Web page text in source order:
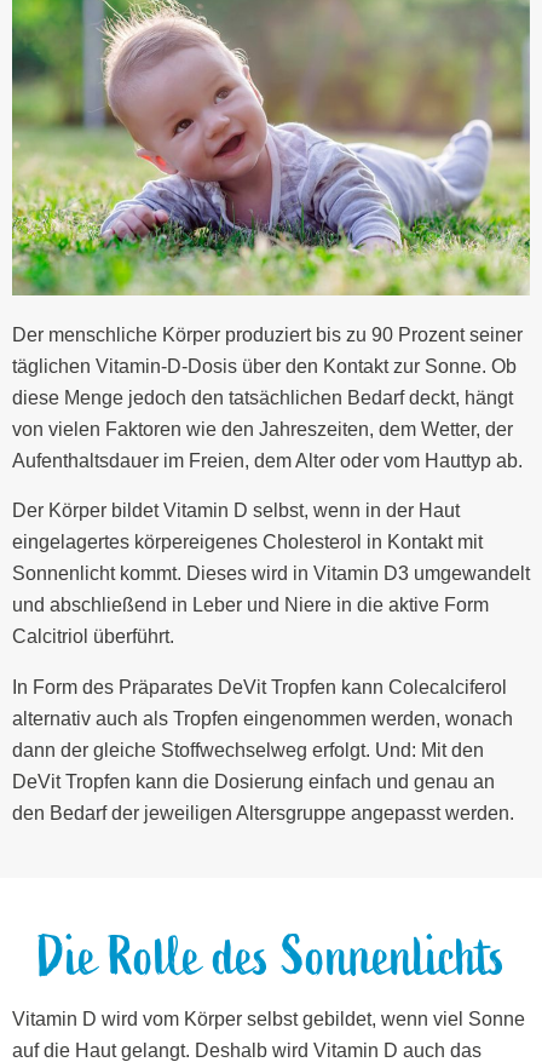
Der menschliche Körper produziert bis zu 90 Prozent seiner
täglichen Vitamin-D-Dosis über den Kontakt zur Sonne. Ob
diese Menge jedoch den tatsächlichen Bedarf deckt, hängt
von vielen Faktoren wie den Jahreszeiten, dem Wetter, der
Aufenthaltsdauer im Freien, dem Alter oder vom Hauttyp ab.
Der Körper bildet Vitamin D selbst, wenn in der Haut
eingelagertes körpereigenes Cholesterol in Kontakt mit
Sonnenlicht kommt. Dieses wird in Vitamin D3 umgewandelt
und abschließend in Leber und Niere in die aktive Form
Calcitriol überführt.
In Form des Präparates DeVit Tropfen kann Colecalciferol
alternativ auch als Tropfen eingenommen werden, wonach
dann der gleiche Stoffwechselweg erfolgt. Und: Mit den
DeVit Tropfen kann die Dosierung einfach und genau an
den Bedarf der jeweiligen Altersgruppe angepasst werden.
Die Rolle des Sonnenlichts
Vitamin D wird vom Körper selbst gebildet, wenn viel Sonne
auf die Haut gelangt. Deshalb wird Vitamin D auch das